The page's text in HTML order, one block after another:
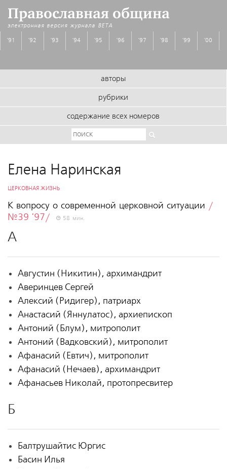
Православная община
электронная версия журнала BETA
'91 '92 '93 '94 '95 '96 '97 '98 '99 '00
авторы
рубрики
содержание всех номеров
Елена Наринская
ЦЕРКОВНАЯ ЖИЗНЬ
К вопросу о современной церковной ситуации /
№39 '97/
58 мин.
А
Августин (Никитин), архимандрит
Аверинцев Сергей
Алексий (Ридигер), патриарх
Анастасий (Яннулатос), архиепископ
Антоний (Блум), митрополит
Антоний (Вадковский), митрополит
Афанасий (Евтич), митрополит
Афанасий (Нечаев), архимандрит
Афанасьев Николай, протопресвитер
Б
Балтрушайтис Юргис
Басин Илья